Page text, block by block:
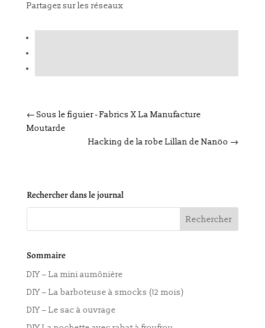
Partagez sur les réseaux
← Sous le figuier - Fabrics X La Manufacture
Moutarde
Hacking de la robe Lillan de Nanöo →
Rechercher dans le journal
Sommaire
DIY – La mini aumônière
DIY – La barboteuse à smocks (12 mois)
DIY – Le sac à ouvrage